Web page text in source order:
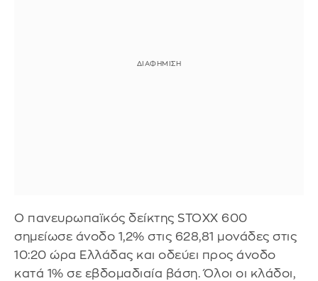
Ο πανευρωπαϊκός δείκτης STOXX 600
σημείωσε άνοδο 1,2% στις 628,81 μονάδες στις
10:20 ώρα Ελλάδας και οδεύει προς άνοδο
κατά 1% σε εβδομαδιαία βάση. Όλοι οι κλάδοι,